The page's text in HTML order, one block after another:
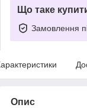
Що таке
Замовлення
Опис